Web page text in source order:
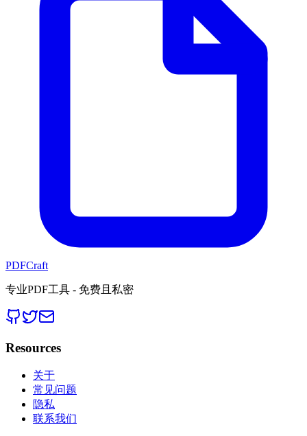
PDFCraft
专业PDF工具 - 免费且私密
Resources
关于
常见问题
隐私
联系我们